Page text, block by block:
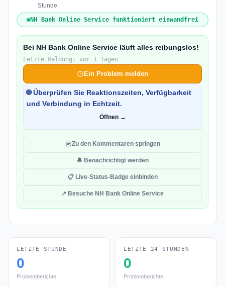
Stunde.
NH Bank Online Service funktioniert einwandfrei
Bei NH Bank Online Service läuft alles reibungslos!
Letzte Meldung: vor 1 Tagen
Ein Problem melden
🌐 Überprüfen Sie Reaktionszeiten, Verfügbarkeit
und Verbindung in Echtzeit.
Öffnen →
Zu den Kommentaren springen
🔔 Benachrichtigt werden
📋 Live-Status-Badge einbinden
↗ Besuche NH Bank Online Service
LETZTE STUNDE
0
Problemberichte
LETZTE 24 STUNDEN
0
Problemberichte